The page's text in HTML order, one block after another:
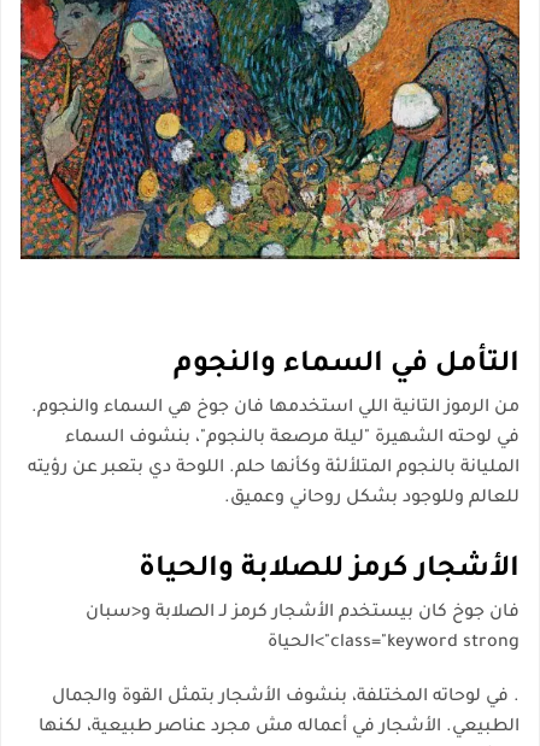
التأمل في السماء والنجوم
من الرموز التانية اللي استخدمها فان جوخ هي السماء والنجوم.
في لوحته الشهيرة "ليلة مرصعة بالنجوم"، بنشوف السماء
المليانة بالنجوم المتلألئة وكأنها حلم. اللوحة دي بتعبر عن رؤيته
للعالم وللوجود بشكل روحاني وعميق.
الأشجار كرمز للصلابة والحياة
فان جوخ كان بيستخدم الأشجار كرمز لـ الصلابة و<سبان
class="keyword strong">الحياة
. في لوحاته المختلفة، بنشوف الأشجار بتمثل القوة والجمال
الطبيعي. الأشجار في أعماله مش مجرد عناصر طبيعية، لكنها